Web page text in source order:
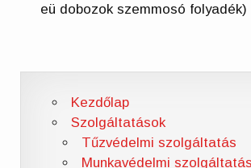
eü dobozok szemmosó folyadék)
Kezdőlap
Szolgáltatások
Tűzvédelmi szolgáltatás
Munkavédelmi szolgáltatás